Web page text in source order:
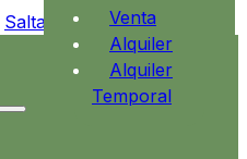
Saltar al pie de página
Venta
Alquiler
Alquiler
Temporal